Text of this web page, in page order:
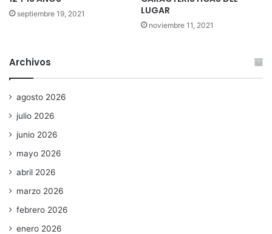
septiembre 19, 2021
LUGAR
noviembre 11, 2021
Archivos
agosto 2026
julio 2026
junio 2026
mayo 2026
abril 2026
marzo 2026
febrero 2026
enero 2026